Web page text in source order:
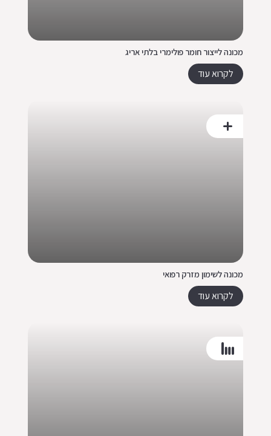
מכונה לייצור חומר פולימרי בלתי אריג
לקרוא עוד
מכונה לשימון מזרק רפואי
לקרוא עוד